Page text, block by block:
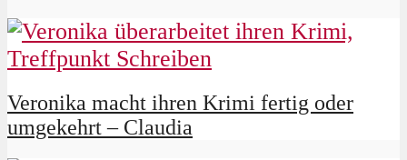
Veronika macht ihren Krimi fertig oder
umgekehrt – Claudia